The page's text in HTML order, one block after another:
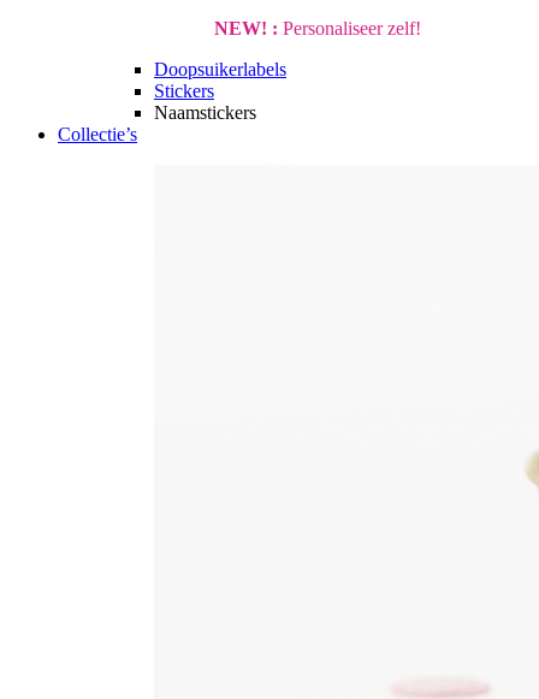
NEW! : Personaliseer zelf!
Doopsuikerlabels
Stickers
Naamstickers
Collectie’s